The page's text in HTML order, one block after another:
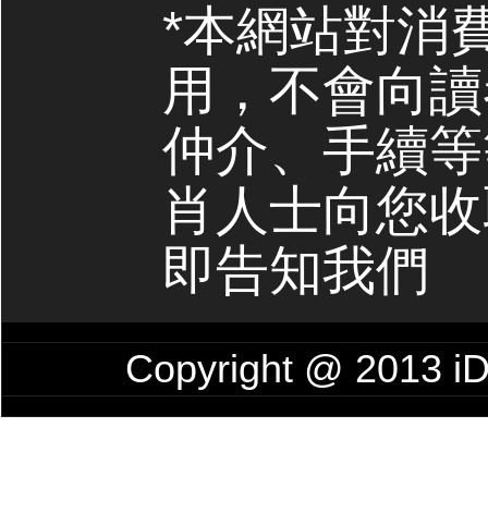
*本網站對消
用，不會向
仲介、手續
肖人士向您
即告知我們
Copyright @ 2013